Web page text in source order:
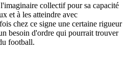
collectif pour sa capacité
et à les atteindre avec
chez ce signe une certaine rigueur
besoin d'ordre qui pourrait trouver
football.